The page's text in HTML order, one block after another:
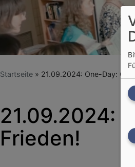
Startseite 21.09.2024: One-Day:
21.09.2024:
Frieden!